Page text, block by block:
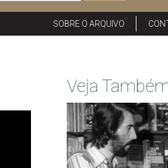
SOBRE O ARQUIVO
Veja